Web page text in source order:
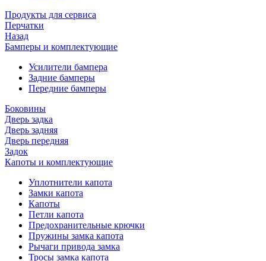
Продукты для сервиса
Перчатки
Назад
Бамперы и комплектующие
Усилители бампера
Задние бамперы
Передние бамперы
Боковины
Дверь задка
Дверь задняя
Дверь передняя
Задок
Капоты и комплектующие
Уплотнители капота
Замки капота
Капоты
Петли капота
Предохранительные крючки
Пружины замка капота
Рычаги привода замка
Тросы замка капота